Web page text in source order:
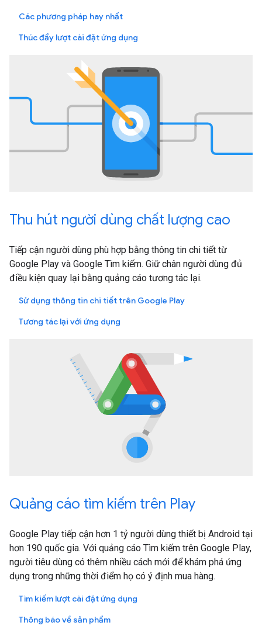
Các phương pháp hay nhất
Thúc đẩy lượt cài đặt ứng dụng
Thu hút người dùng chất lượng cao
Tiếp cận người dùng phù hợp bằng thông tin chi tiết từ
Google Play và Google Tìm kiếm. Giữ chân người dùng đủ
điều kiện quay lại bằng quảng cáo tương tác lại.
Sử dụng thông tin chi tiết trên Google Play
Tương tác lại với ứng dụng
Quảng cáo tìm kiếm trên Play
Google Play tiếp cận hơn 1 tỷ người dùng thiết bị Android tại
hơn 190 quốc gia. Với quảng cáo Tìm kiếm trên Google Play,
người tiêu dùng có thêm nhiều cách mới để khám phá ứng
dụng trong những thời điểm họ có ý định mua hàng.
Tìm kiếm lượt cài đặt ứng dụng
Thông báo về sản phẩm